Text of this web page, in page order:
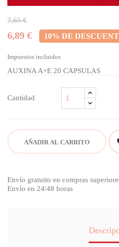
7,65 €
6,89 € 10% DE
Impuestos incluidos
AUXINA A+E 20 CAPSULAS
Cantidad
AÑADIR AL CARRITO
Envío gratuito en compras
Envío en 24/48 horas